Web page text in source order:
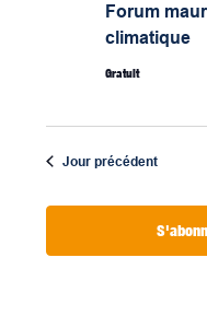
Forum
climatique
Gratuit
Jour précédent